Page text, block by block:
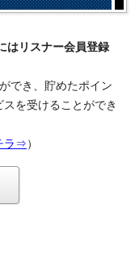
はリスナー会員登録
でき、貯めたポイン
を受けることができ
ラ⇒）